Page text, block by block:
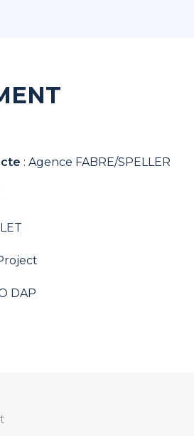
: Agence FABRE/SPELLER
DAP